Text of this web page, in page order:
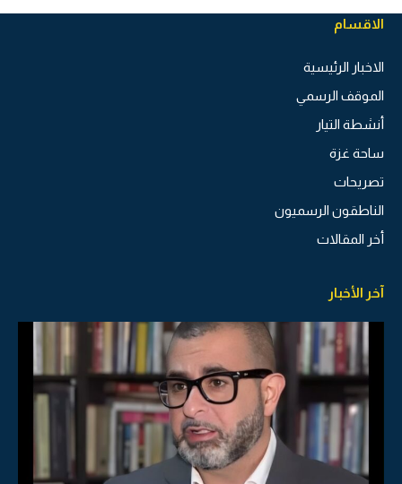
الاقسام
الاخبار الرئيسية
الموقف الرسمي
أنشطة التيار
ساحة غزة
تصريحات
الناطقون الرسميون
أخر المقالات
آخر الأخبار